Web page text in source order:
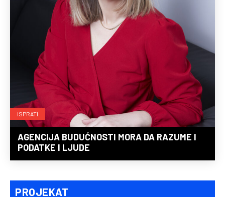
ISPRATI
AGENCIJA BUDUĆNOSTI MORA DA RAZUME I
PODATKE I LJUDE
PROJEKAT